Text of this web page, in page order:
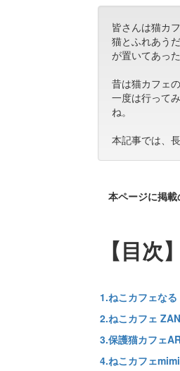
皆さんは猫カ
猫とふれあう
が置いてあっ
昔は猫カフェ
一度は行って
ね。
本記事では、
本ページに掲載
【目
1.ねこカフェなる
2.ねこカフェ
3.保護猫カフェ
4.ねこカフェ